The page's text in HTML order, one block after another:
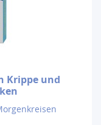
Krippe und